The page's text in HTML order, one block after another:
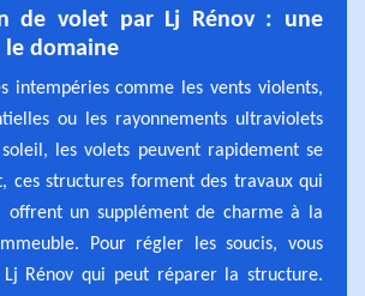
de volet par Lj Rénov : une
le domaine
intempéries comme les vents violents,
ou les rayonnements ultraviolets
les volets peuvent rapidement se
ces structures forment des travaux qui
offrent un supplément de charme à la
Pour régler les soucis, vous
Lj Rénov qui peut réparer la structure.